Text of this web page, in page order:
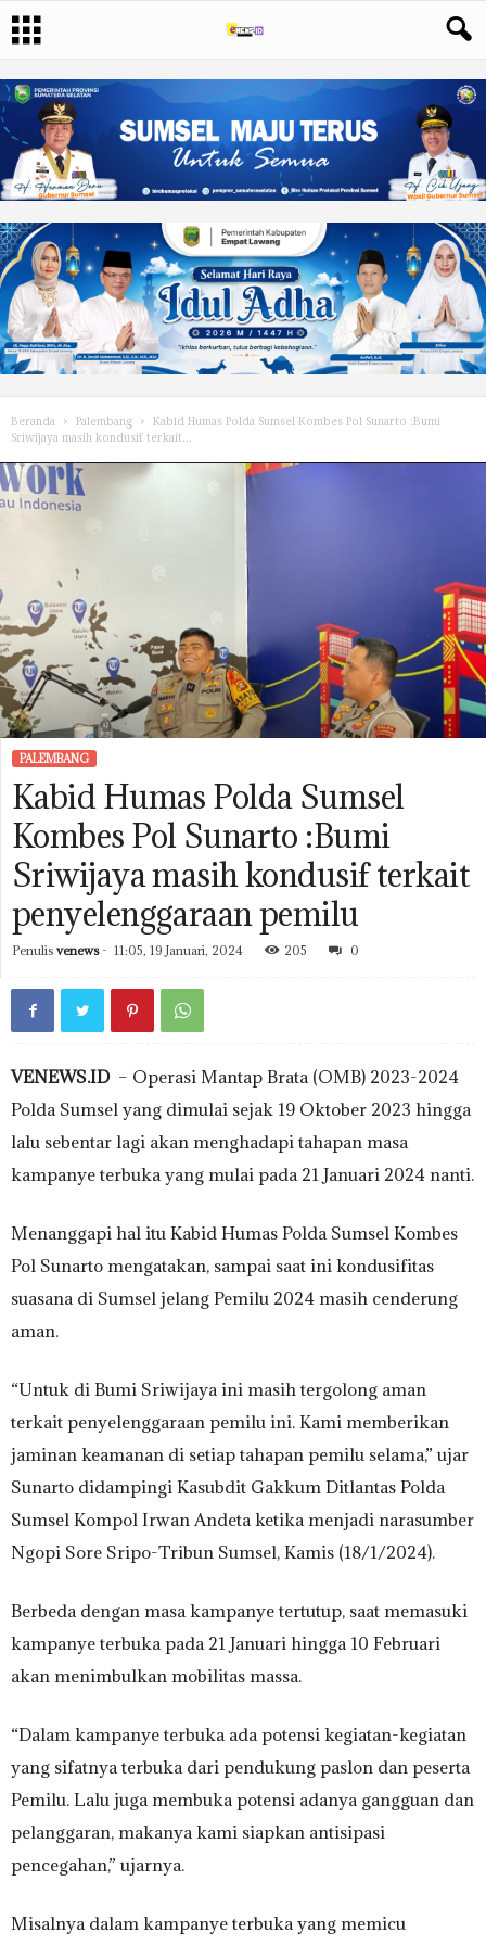
Beranda Palembang
Kabid Humas Polda Sumsel Kombes Pol Sunarto :Bumi
Sriwijaya masih kondusif terkait...
PALEMBANG
Kabid Humas Polda Sumsel
Kombes Pol Sunarto :Bumi
Sriwijaya masih kondusif terkait
penyelenggaraan pemilu
Penulis venews- 11:05, 19 Januari, 2024 205 0
VENEWS.ID– Operasi Mantap Brata (OMB) 2023-2024
Polda Sumsel yang dimulai sejak 19 Oktober 2023 hingga
lalu sebentar lagi akan menghadapi tahapan masa
kampanye terbuka yang mulai pada 21 Januari 2024 nanti.
Menanggapi hal itu Kabid Humas Polda Sumsel Kombes
Pol Sunarto mengatakan, sampai saat ini kondusifitas
suasana di Sumsel jelang Pemilu 2024 masih cenderung
aman.
“Untuk di Bumi Sriwijaya ini masih tergolong aman
terkait penyelenggaraan pemilu ini. Kami memberikan
jaminan keamanan di setiap tahapan pemilu selama,” ujar
Sunarto didampingi Kasubdit Gakkum Ditlantas Polda
Sumsel Kompol Irwan Andeta ketika menjadi narasumber
Ngopi Sore Sripo-Tribun Sumsel, Kamis (18/1/2024).
Berbeda dengan masa kampanye tertutup, saat memasuki
kampanye terbuka pada 21 Januari hingga 10 Februari
akan menimbulkan mobilitas massa.
“Dalam kampanye terbuka ada potensi kegiatan-kegiatan
yang sifatnya terbuka dari pendukung paslon dan peserta
Pemilu. Lalu juga membuka potensi adanya gangguan dan
pelanggaran, makanya kami siapkan antisipasi
pencegahan,” ujarnya.
Misalnya dalam kampanye terbuka yang memicu